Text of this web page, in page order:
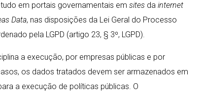
em portais governamentais em sites da internet
Data, nas disposições da Lei Geral do Processo
pela LGPD (artigo 23, § 3º, LGPD).
a execução, por empresas públicas e por
os dados tratados devem ser armazenados em
a execução de políticas públicas. O